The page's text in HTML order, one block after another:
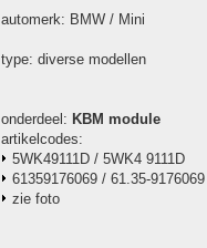
automerk: BMW / Mini
type: diverse modellen
onderdeel: KBM module
artikelcodes:
5WK49111D / 5WK4 9111D
61359176069 / 61.35-9176069
zie foto